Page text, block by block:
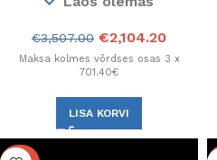
€3,507.00 €2,104.20
Maksa kolmes võrdses osas 3 x
701.40€
LISA KORVI